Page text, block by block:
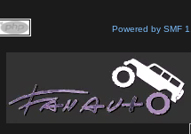
Powered by SMF